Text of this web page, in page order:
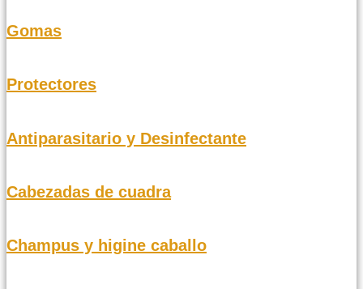
Gomas
Protectores
Antiparasitario y Desinfectante
Cabezadas de cuadra
Champus y higine caballo